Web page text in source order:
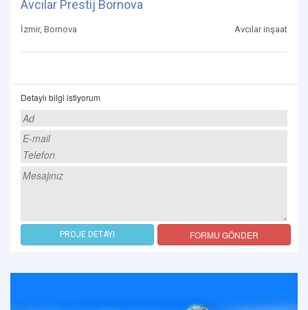
Avcılar Prestij Bornova
İzmir, Bornova Avcılar inşaat
Detaylı bilgi istiyorum
PROJE DETAYI FORMU GÖNDER